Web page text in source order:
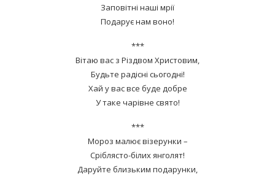
Заповітні наші мрії
Подарує нам воно!
***
Вітаю вас з Різдвом Христовим,
Будьте радісні сьогодні!
Хай у вас все буде добре
У таке чарівне свято!
***
Мороз малює візерунки –
Сріблясто-білих янголят!
Даруйте близьким подарунки,